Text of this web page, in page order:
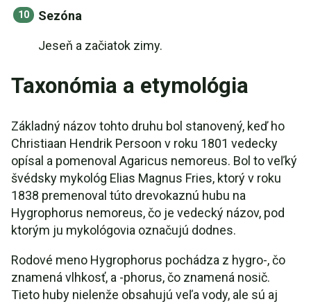
Sezóna
Jeseň a začiatok zimy.
Taxonómia a etymológia
Základný názov tohto druhu bol stanovený, keď ho
Christiaan Hendrik Persoon v roku 1801 vedecky
opísal a pomenoval Agaricus nemoreus. Bol to veľký
švédsky mykológ Elias Magnus Fries, ktorý v roku
1838 premenoval túto drevokaznú hubu na
Hygrophorus nemoreus, čo je vedecký názov, pod
ktorým ju mykológovia označujú dodnes.
Rodové meno Hygrophorus pochádza z hygro-, čo
znamená vlhkosť, a -phorus, čo znamená nosič.
Tieto huby nielenže obsahujú veľa vody, ale sú aj